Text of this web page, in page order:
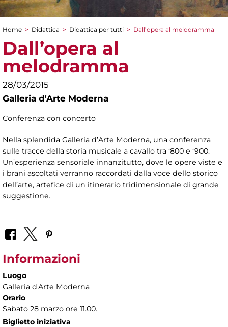
Tu sei qui
Home > Didattica > Didattica per tutti > Dall’opera al melodramma
Dall’opera al
melodramma
28/03/2015
Galleria d'Arte Moderna
Conferenza con concerto
Nella splendida Galleria d’Arte Moderna, una conferenza
sulle tracce della storia musicale a cavallo tra ‘800 e ‘900.
Un’esperienza sensoriale innanzitutto, dove le opere viste e
i brani ascoltati verranno raccordati dalla voce dello storico
dell’arte, artefice di un itinerario tridimensionale di grande
suggestione.
Informazioni
Luogo
Galleria d'Arte Moderna
Orario
Sabato 28 marzo ore 11.00.
Biglietto iniziativa